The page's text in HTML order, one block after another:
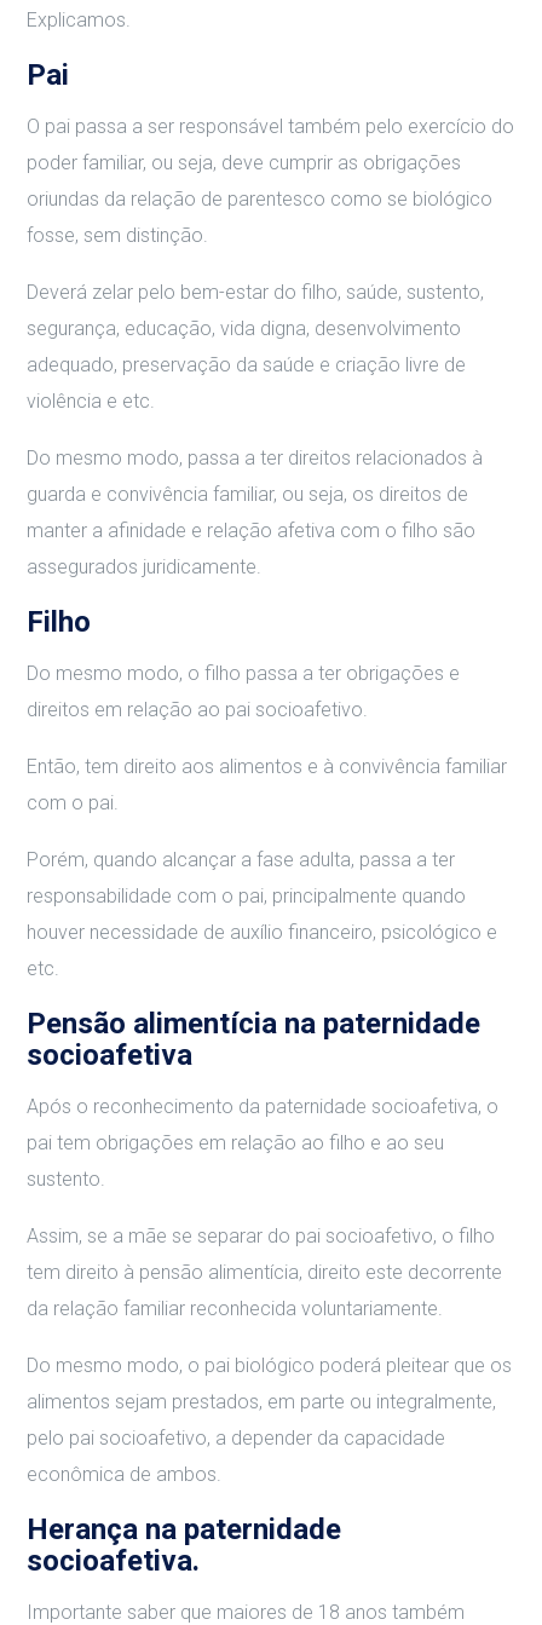
Explicamos.
Pai
O pai passa a ser responsável também pelo exercício do
poder familiar, ou seja, deve cumprir as obrigações
oriundas da relação de parentesco como se biológico
fosse, sem distinção.
Deverá zelar pelo bem-estar do filho, saúde, sustento,
segurança, educação, vida digna, desenvolvimento
adequado, preservação da saúde e criação livre de
violência e etc.
Do mesmo modo, passa a ter direitos relacionados à
guarda e convivência familiar, ou seja, os direitos de
manter a afinidade e relação afetiva com o filho são
assegurados juridicamente.
Filho
Do mesmo modo, o filho passa a ter obrigações e
direitos em relação ao pai socioafetivo.
Então, tem direito aos alimentos e à convivência familiar
com o pai.
Porém, quando alcançar a fase adulta, passa a ter
responsabilidade com o pai, principalmente quando
houver necessidade de auxílio financeiro, psicológico e
etc.
Pensão alimentícia na paternidade
socioafetiva
Após o reconhecimento da paternidade socioafetiva, o
pai tem obrigações em relação ao filho e ao seu
sustento.
Assim, se a mãe se separar do pai socioafetivo, o filho
tem direito à pensão alimentícia, direito este decorrente
da relação familiar reconhecida voluntariamente.
Do mesmo modo, o pai biológico poderá pleitear que os
alimentos sejam prestados, em parte ou integralmente,
pelo pai socioafetivo, a depender da capacidade
econômica de ambos.
Herança na paternidade
socioafetiva.
Importante saber que maiores de 18 anos também